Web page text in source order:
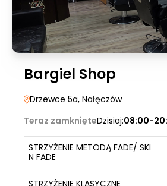
Bargiel Shop
Drzewce 5a, Nałęczów
Teraz zamknięteDzisiaj:08:00-
STRZYŻENIE METODĄ FADE/ SKI
N FADE
STRZYŻENIE KLASYCZNE